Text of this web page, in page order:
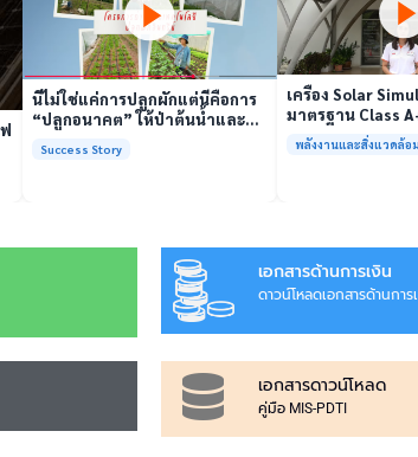
เล่นวิดีโอ
นี่ไม่ใช่แค่การปลูกผักแต่นี่คือการ
“ปลูกอนาคต” ให้ป่าต้นน้ำและ
Success Story
เ
เครื่อง Solar
มาตรฐาน Class
รับรองมาตรฐาน
พร้อมให้บริการแล้
พลังงานและสิ่งแวดล้อม
เอกสารด้านการเงิน
ดาวน์โหลดเอกสารด้านการ
เอกสารดาวน์โหลด
คู่มือ MIS-PDTI